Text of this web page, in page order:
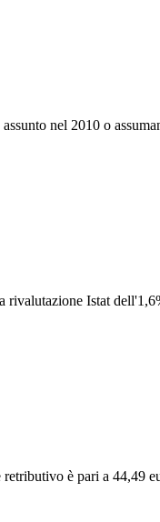
nel 2010 o
Istat
è pari a 44,49